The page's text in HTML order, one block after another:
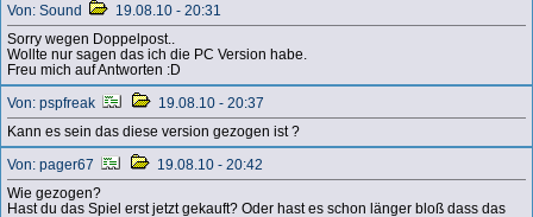
Von: Sound
19.08.10 - 20:31
Sorry wegen Doppelpost..
Wollte nur sagen das ich die PC Version habe.
Freu mich auf Antworten :D
Von: pspfreak
19.08.10 - 20:37
Kann es sein das diese version gezogen ist ?
Von: pager67
19.08.10 - 20:42
Wie gezogen?
Hast du das Spiel erst jetzt gekauft? Oder hast es schon länger bloß dass das